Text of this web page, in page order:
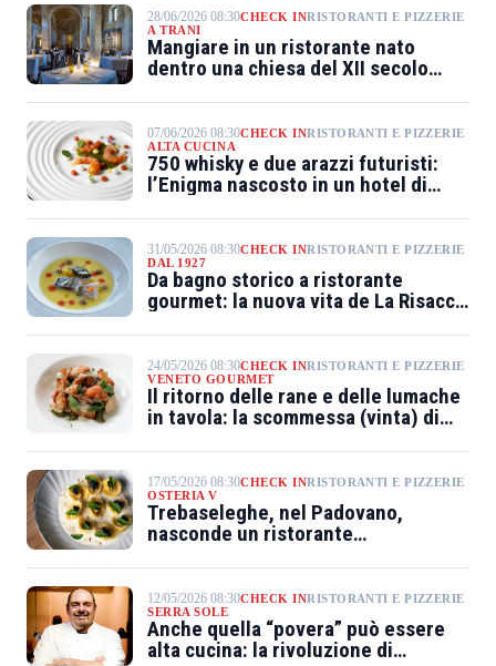
28/06/2026 08:30CHECK INRISTORANTI E PIZZERIE
A TRANI
Mangiare in un ristorante nato
dentro una chiesa del XII secolo
07/06/2026 08:30CHECK INRISTORANTI E PIZZERIE
ALTA CUCINA
750 whisky e due arazzi futuristi:
l’Enigma nascosto in un hotel di
31/05/2026 08:30CHECK INRISTORANTI E PIZZERIE
DAL 1927
Da bagno storico a ristorante
gourmet: la nuova vita de La Risacca
24/05/2026 08:30CHECK INRISTORANTI E PIZZERIE
VENETO GOURMET
Il ritorno delle rane e delle lumache
in tavola: la scommessa (vinta) di
17/05/2026 08:30CHECK INRISTORANTI E PIZZERIE
OSTERIA V
Trebaseleghe, nel Padovano,
nasconde un ristorante
12/05/2026 08:30CHECK INRISTORANTI E PIZZERIE
SERRA SOLE
Anche quella “povera” può essere
alta cucina: la rivoluzione di